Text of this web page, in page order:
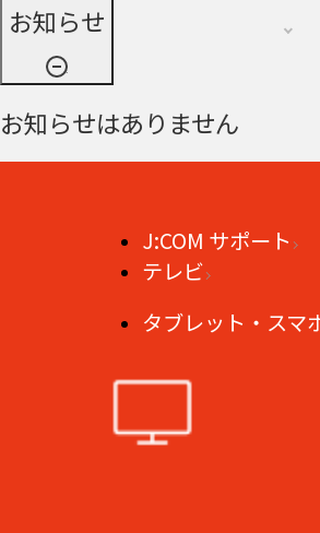
お知らせ
お知らせはありません
J:COM サポート
テレビ
タブレット・スマ